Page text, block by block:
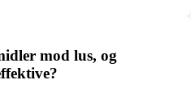
mod lus, og